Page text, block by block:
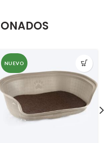
NUEVO